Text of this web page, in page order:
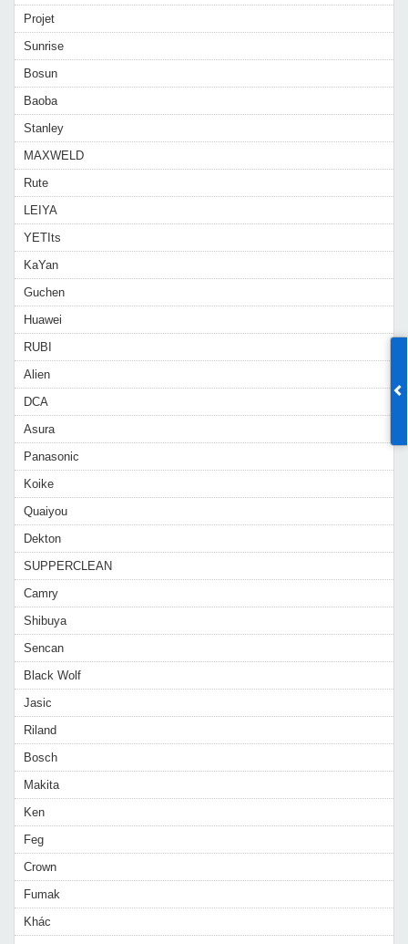
Projet
Sunrise
Bosun
Baoba
Stanley
MAXWELD
Rute
LEIYA
YETIts
KaYan
Guchen
Huawei
RUBI
Alien
DCA
Asura
Panasonic
Koike
Quaiyou
Dekton
SUPPERCLEAN
Camry
Shibuya
Sencan
Black Wolf
Jasic
Riland
Bosch
Makita
Ken
Feg
Crown
Fumak
Khác